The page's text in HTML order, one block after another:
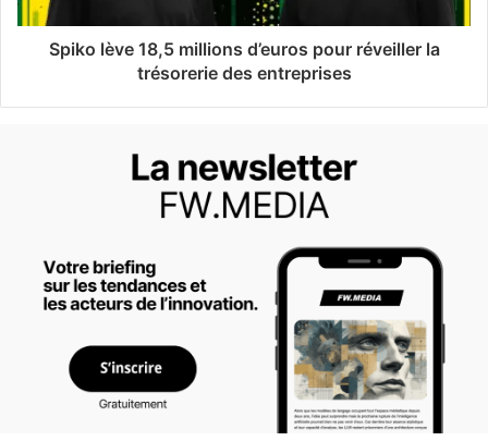
Spiko lève 18,5 millions d’euros pour réveiller la
trésorerie des entreprises